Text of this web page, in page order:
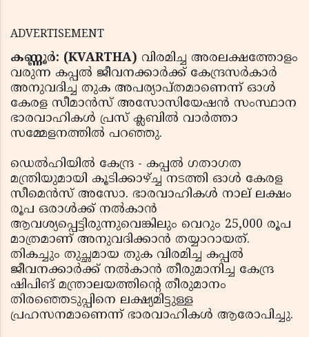
ADVERTISEMENT
കണ്ണൂര്‍: (KVARTHA) വിരമിച്ച അരലക്ഷത്തോളം
വരുന്ന കപ്പല്‍ ജീവനക്കാര്‍ക്ക് കേന്ദ്രസര്‍കാര്‍
അനുവദിച്ച തുക അപര്യാപ്തമാണെന്ന് ഓള്‍
കേരള സീമാന്‍സ് അസോസിയേഷന്‍ സംസ്ഥാന
ഭാരവാഹികള്‍ പ്രസ് ക്ലബില്‍ വാര്‍ത്താ
സമ്മേളനത്തില്‍ പറഞ്ഞു.
ഡെല്‍ഹിയില്‍ കേന്ദ്ര - കപ്പല്‍ ഗതാഗത
മന്ത്രിയുമായി കൂടിക്കാഴ്ച്ച നടത്തി ഓള്‍ കേരള
സീമെന്‍സ് അസോ. ഭാരവാഹികള്‍ നാല് ലക്ഷം
രൂപ ഒരാള്‍ക്ക് നല്‍കാന്‍
ആവശ്യപ്പെട്ടിരുന്നുവെങ്കിലും വെറും 25,000 രൂപ
മാത്രമാണ് അനുവദിക്കാന്‍ തയ്യാറായത്.
തികച്ചും തുച്ഛമായ തുക വിരമിച്ച കപ്പല്‍
ജീവനക്കാര്‍ക്ക് നല്‍കാന്‍ തീരുമാനിച്ച കേന്ദ്ര
ഷിപിങ് മന്ത്രാലയത്തിന്റെ തീരുമാനം
തിരഞ്ഞെടുപ്പിനെ ലക്ഷ്യമിട്ടുള്ള
പ്രഹസനമാണെന്ന് ഭാരവാഹികള്‍ ആരോപിച്ചു.